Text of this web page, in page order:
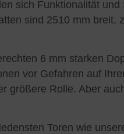
sich Funktionalität
sind 2510 mm
6 mm starken
vor Gefahren auf
größere Rolle. Aber
Toren wie